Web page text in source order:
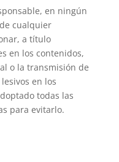
en ningún
cualquier
a título
en los contenidos,
o la transmisión de
en los
todas las
para evitarlo.